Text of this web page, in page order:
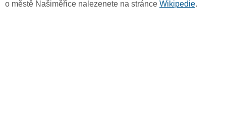
o městě Našiměřice nalezenete na stránce Wikipedie.